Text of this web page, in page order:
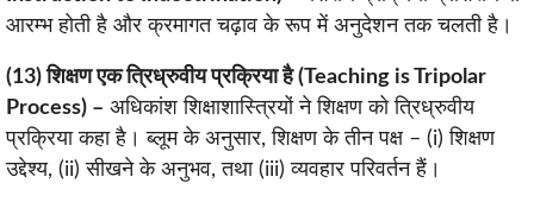
आरम्भ होती है और क्रमागत चढ़ाव के रूप में अनुदेशन तक चलती है।
(13) शिक्षण एक त्रिध्रुवीय प्रक्रिया है (Teaching is Tripolar
Process) – अधिकांश शिक्षाशास्त्रियों ने शिक्षण को त्रिध्रुवीय
प्रक्रिया कहा है। ब्लूम के अनुसार, शिक्षण के तीन पक्ष – (i) शिक्षण
उद्देश्य, (ii) सीखने के अनुभव, तथा (iii) व्यवहार परिवर्तन हैं।